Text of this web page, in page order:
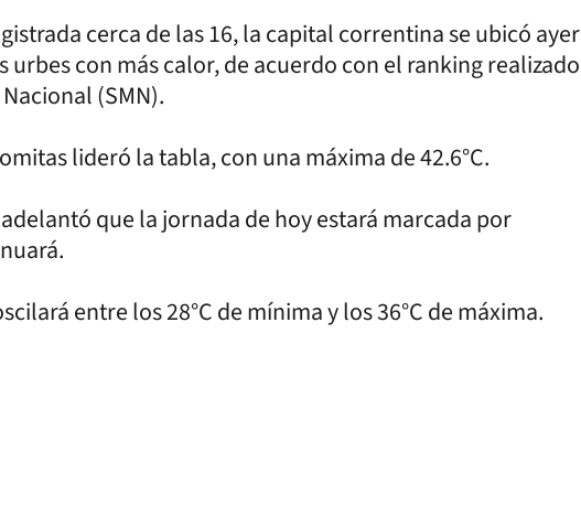
cerca de las 16, la capital correntina se ubicó ayer
urbes con más calor, de acuerdo con el ranking realizado
(SMN).
lideró la tabla, con una máxima de 42.6°C.
que la jornada de hoy estará marcada por
entre los 28°C de mínima y los 36°C de máxima.